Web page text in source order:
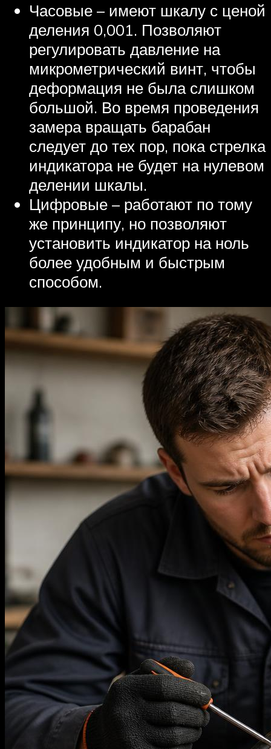
Часовые – имеют шкалу с ценой
деления 0,001. Позволяют
регулировать давление на
микрометрический винт, чтобы
деформация не была слишком
большой. Во время проведения
замера вращать барабан
следует до тех пор, пока стрелка
индикатора не будет на нулевом
делении шкалы.
Цифровые – работают по тому
же принципу, но позволяют
установить индикатор на ноль
более удобным и быстрым
способом.